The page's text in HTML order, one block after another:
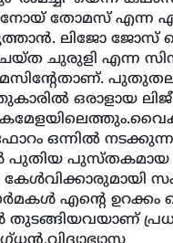
വിനോയ് തോമസ്
ലിജോ ജോസ്
ചുരുളി എന്ന
ഒരാളായ
ഒന്നില്‍ നടക്കുന്ന
പുതിയ പുസ്തകമായ
എന്റെ ഉറക്കം
തുടങ്ങിയവയാണ്